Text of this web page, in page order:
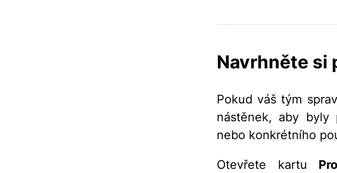
Navrhněte si
Pokud váš tým
nástěnek, aby byly
nebo konkrétního
Otevřete kartu